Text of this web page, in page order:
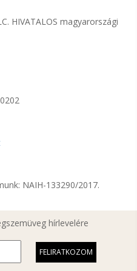
HIVATALOS magyarországi
NAIH-133290/2017.
hírlevelére